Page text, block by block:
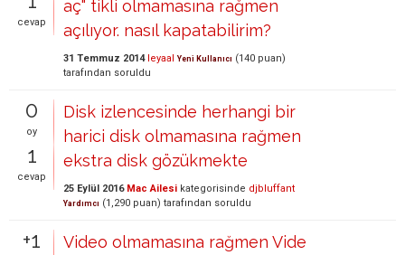
cevap
aç" tikli olmamasına rağmen
açılıyor. nasıl kapatabilirim?
31 Temmuz 2014 leyaal Yeni Kullanıcı (140 puan)
tarafından soruldu
0
oy
1
cevap
Disk izlencesinde herhangi bir
harici disk olmamasına rağmen
ekstra disk gözükmekte
25 Eylül 2016 Mac Ailesi kategorisinde djbluffant
Yardımcı (1,290 puan) tarafından soruldu
+1
Video olmamasına rağmen Vide